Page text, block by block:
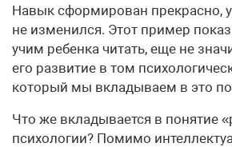
Навык сформирован прекрасно,
не изменился. Этот пример
учим ребенка читать, еще не
его развитие в том
который мы вкладываем в это
Что же вкладывается в понятие
психологии? Помимо